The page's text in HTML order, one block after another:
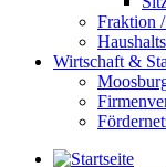
Fraktion
Wirtschaft &